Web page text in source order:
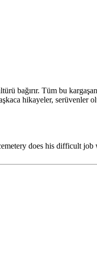
bağırır. Tüm bu
hikayeler,
does his difficult